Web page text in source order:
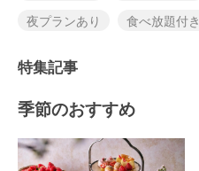
夜プランあり
食べ放題付き
特集記事
季節のおすすめ